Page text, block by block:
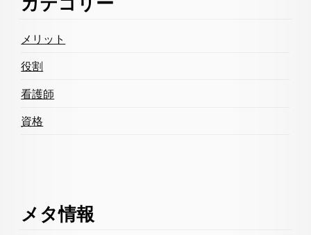
メリット
役割
看護師
資格
メタ情報